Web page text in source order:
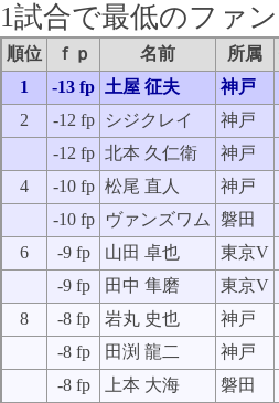
1試合で最低のファ
順位 ｆｐ 名前
所属
1
-13 fp 土屋 征夫
神戸
2
-12 fp シジクレイ
神戸
-12 fp 北本 久仁衛
神戸
4
-10 fp 松尾 直人
神戸
-10 fp
ヴァンズワム
磐田
6
-9 fp 山田 卓也
東京V
-9 fp
田中 隼磨
東京V
8
-8 fp 岩丸 史也
神戸
-8 fp
田渕 龍二
神戸
-8 fp
上本 大海
磐田